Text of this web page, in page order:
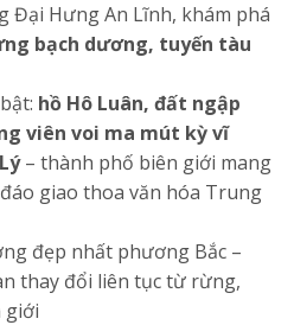
Đại Hưng An Lĩnh, khám phá
bạch dương, tuyến tàu
hồ Hô Luân, đất ngập
viên voi ma mút kỳ vĩ
– thành phố biên giới mang
giao thoa văn hóa Trung
đẹp nhất phương Bắc –
thay đổi liên tục từ rừng,
giới